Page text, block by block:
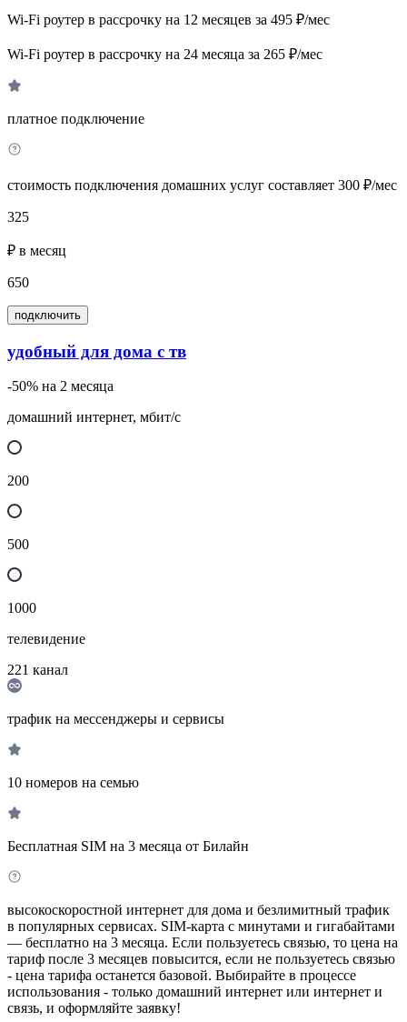
Wi-Fi роутер в рассрочку на 12 месяцев за 495 ₽/мес
Wi-Fi роутер в рассрочку на 24 месяца за 265 ₽/мес
платное подключение
стоимость подключения домашних услуг составляет 300 ₽/мес
325
₽ в месяц
650
подключить
удобный для дома с тв
-50% на 2 месяца
домашний интернет, мбит/с
200
500
1000
телевидение
221 канал
трафик на мессенджеры и сервисы
10 номеров на семью
Бесплатная SIM на 3 месяца от Билайн
высокоскоростной интернет для дома и безлимитный трафик
в популярных сервисах. SIM-карта с минутами и гигабайтами
— бесплатно на 3 месяца. Если пользуетесь связью, то цена на
тариф после 3 месяцев повысится, если не пользуетесь связью
- цена тарифа останется базовой. Выбирайте в процессе
использования - только домашний интернет или интернет и
связь, и оформляйте заявку!